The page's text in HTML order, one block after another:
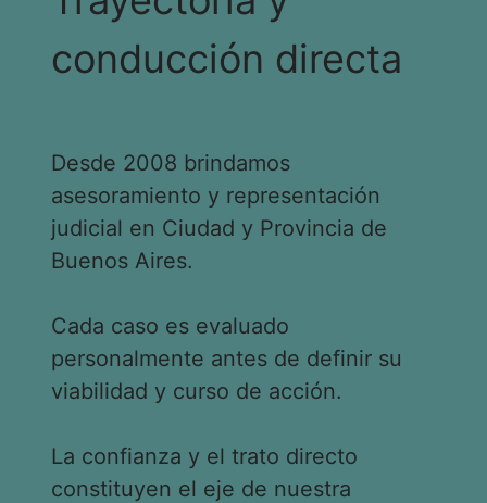
conducción directa
Desde 2008 brindamos
asesoramiento y representación
judicial en Ciudad y Provincia de
Buenos Aires.
Cada caso es evaluado
personalmente antes de definir su
viabilidad y curso de acción.
La confianza y el trato directo
constituyen el eje de nuestra